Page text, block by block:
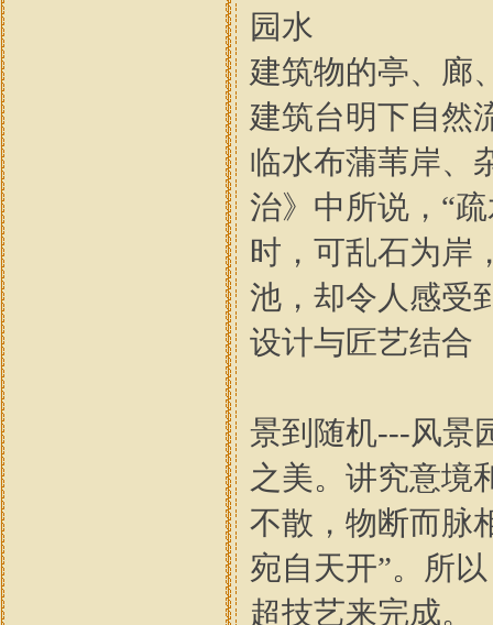
园水
建筑物的亭、廊
建筑台明下自然
临水布蒲苇岸、
治》中所说，“
时，可乱石为岸
池，却令人感受
设计与匠艺结合
景到随机---风景
之美。讲究意境
不散，物断而脉
宛自天开”。所
超技艺来完成。